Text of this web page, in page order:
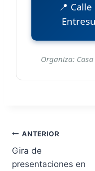
📍
Organiza:
ANTERIOR
Gira de
presentaciones en